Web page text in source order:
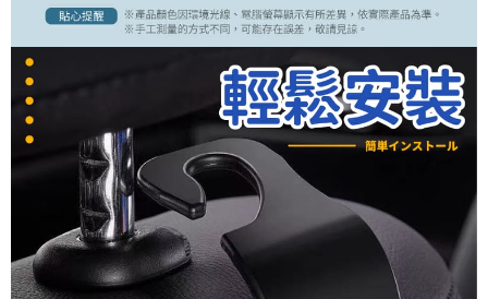
「AFTEE先享後付」，若未經同意申辦者引起之損失，本公司不負相關責
任。
４．使用「AFTEE先享後付」時，將依據個別帳號之用戶狀況，依本公司即
時審查核予不同之上限額度；若仍有額度不足之情形，本公司將視審查結果
請求用戶進行身份認證。
５．嚴禁一人註冊多個帳號或使用他人資訊註冊。若發現惡意使用之情形，
恩沛科技股份有限公司將有權停止該用戶之使用額度並採取法律行動。